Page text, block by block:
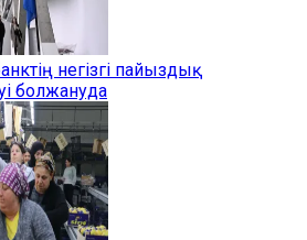
негізгі пайыздық
болжануда